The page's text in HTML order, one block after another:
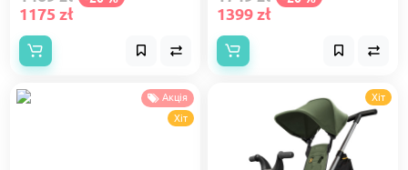
1175 zł 1399 zł
Акція
Хіт
Хіт